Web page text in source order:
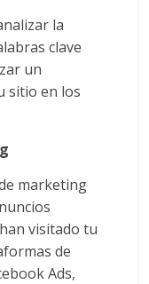
la
clave
un
sitio en los
marketing
visitado tu
de
Ads,